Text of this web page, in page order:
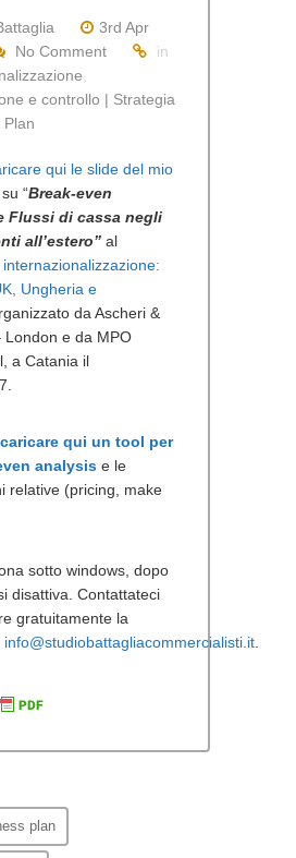
3rd Apr
No Comment
in
,
e controllo | Strategia
Plan
qui le slide del mio
su “Break-even
Flussi di cassa negli
all’estero” al
Ungheria e
da Ascheri &
London e da MPO
a Catania il
qui un tool per
analysis e le
relative (pricing, make
sotto windows, dopo
disattiva. Contattateci
gratuitamente la
info@studiobattagliacommercialisti.it.
plan